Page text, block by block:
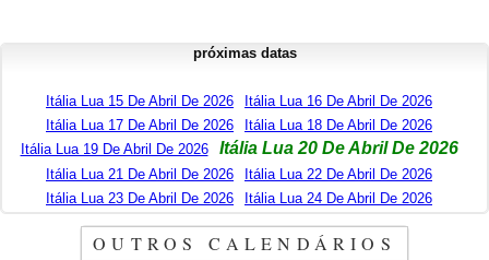
próximas datas
Itália Lua 15 De Abril De 2026
Itália Lua 16 De Abril De 2026
Itália Lua 17 De Abril De 2026
Itália Lua 18 De Abril De 2026
Itália Lua 19 De Abril De 2026
Itália Lua 20 De Abril De 2026
Itália Lua 21 De Abril De 2026
Itália Lua 22 De Abril De 2026
Itália Lua 23 De Abril De 2026
Itália Lua 24 De Abril De 2026
OUTROS CALENDÁRIOS